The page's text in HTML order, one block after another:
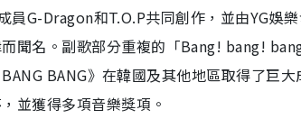
員G-Dragon和T.O.P共同創作，並由YG娛
聞名。副歌部分重複的「Bang! bang!
BANG》在韓國及其他地區取得了巨
並獲得多項音樂獎項。